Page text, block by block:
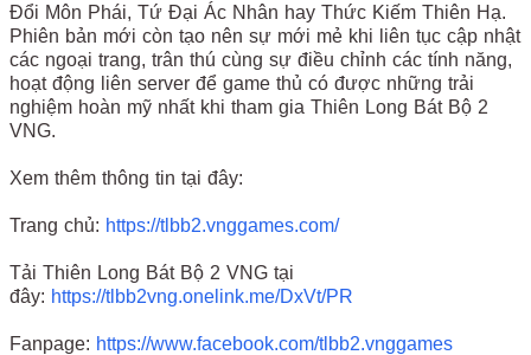
Đổi Môn Phái, Tứ Đại Ác Nhân hay Thức Kiếm Thiên Hạ.
Phiên bản mới còn tạo nên sự mới mẻ khi liên tục cập nhật
các ngoại trang, trân thú cùng sự điều chỉnh các tính năng,
hoạt động liên server để game thủ có được những trải
nghiệm hoàn mỹ nhất khi tham gia Thiên Long Bát Bộ 2
VNG.
Xem thêm thông tin tại đây:
Trang chủ: https://tlbb2.vnggames.com/
Tải Thiên Long Bát Bộ 2 VNG tại
đây: https://tlbb2vng.onelink.me/DxVt/PR
Fanpage: https://www.facebook.com/tlbb2.vnggames